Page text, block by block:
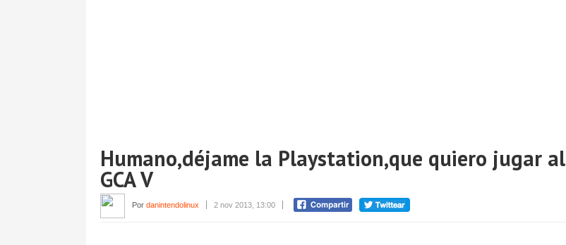
Humano,déjame la Playstation,que quiero jugar al
GCA V
Por danintendolinux 2 nov 2013, 13:00